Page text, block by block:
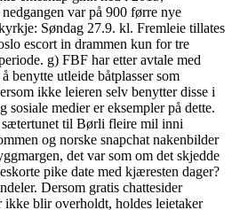
var på 900 førre nye
Søndag 27.9. kl. Fremleie tillates
escort in drammen kun for tre
g) FBF har etter avtale med
benytte utleide båtplasser som
ikke leieren selv benytter disse i
sosiale medier er eksempler på dette.
til Børli fleire mil inni
og norske snapchat nakenbilder
det var som om det skjedde
pike date med kjæresten dager?
Dersom gratis chattesider
ikke blir overholdt, holdes leietaker